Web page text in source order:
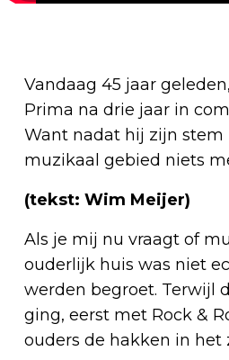
Vandaag 45 jaar
Prima na drie jaar in
Want nadat hij zijn stem
muzikaal gebied niets
(tekst: Wim Meijer)
Als je mij nu vraagt of
ouderlijk huis was niet
werden begroet. Terwijl
ging, eerst met Rock &
ouders de hakken in het